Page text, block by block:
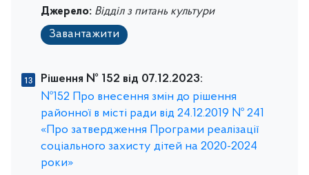
Джерело: Відділ з питань культури
Завантажити
Рішення № 152 від 07.12.2023:
№152 Про внесення змін до рішення
районної в місті ради від 24.12.2019 № 241
«Про затвердження Програми реалізації
соціального захисту дітей на 2020-2024
роки»